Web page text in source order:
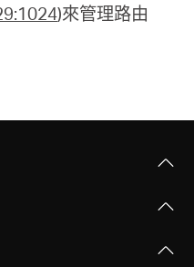
)來管理路由